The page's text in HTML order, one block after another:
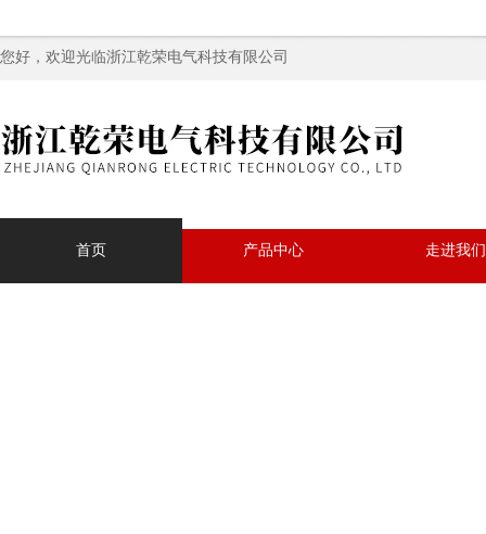
您好，欢迎光临浙江乾荣电气科技有限公司
首页 产品中心 走进我们